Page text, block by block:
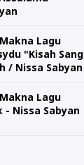
Lagu
"Kisah Sang
/ Nissa Sabyan
Lagu
Nissa Sabyan